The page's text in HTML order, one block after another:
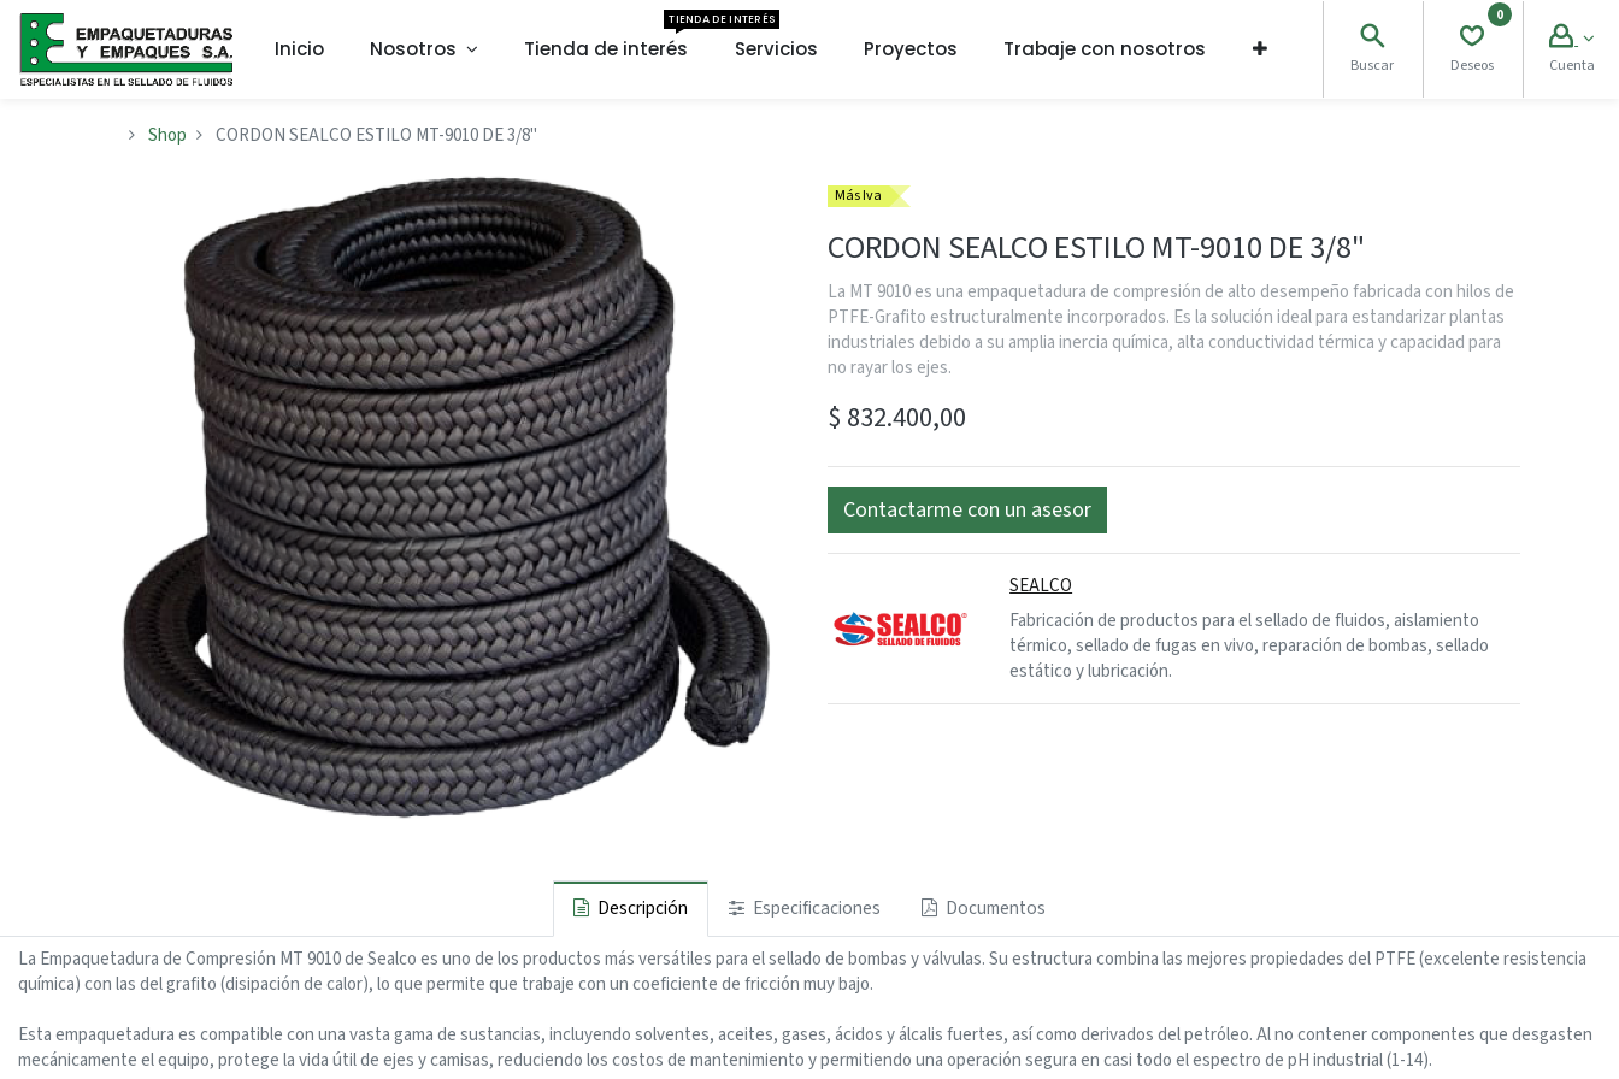
Inicio Nosotros Tienda de interés
TIENDA DE INTERÉS
Servicios Proyectos Trabaje con nosotros
Buscar
0
Deseos Cuenta
Shop CORDON SEALCO ESTILO MT-9010 DE 3/8"
Más Iva
CORDON SEALCO ESTILO MT-9010 DE 3/8"
La MT 9010 es una empaquetadura de compresión de alto desempeño fabricada con hilos de
PTFE-Grafito estructuralmente incorporados. Es la solución ideal para estandarizar plantas
industriales debido a su amplia inercia química, alta conductividad térmica y capacidad para
no rayar los ejes.
$ 832.400,00
Contactarme con un asesor
SEALCO
Fabricación de productos para el sellado de fluidos, aislamiento
térmico, sellado de fugas en vivo, reparación de bombas, sellado
estático y lubricación.
Descripción Especificaciones Documentos
La Empaquetadura de Compresión MT 9010 de Sealco es uno de los productos más versátiles para el sellado de bombas y válvulas. Su estructura combina las mejores propiedades del PTFE (excelente resistencia
química) con las del grafito (disipación de calor), lo que permite que trabaje con un coeficiente de fricción muy bajo.
Esta empaquetadura es compatible con una vasta gama de sustancias, incluyendo solventes, aceites, gases, ácidos y álcalis fuertes, así como derivados del petróleo. Al no contener componentes que desgasten
mecánicamente el equipo, protege la vida útil de ejes y camisas, reduciendo los costos de mantenimiento y permitiendo una operación segura en casi todo el espectro de pH industrial (1-14).